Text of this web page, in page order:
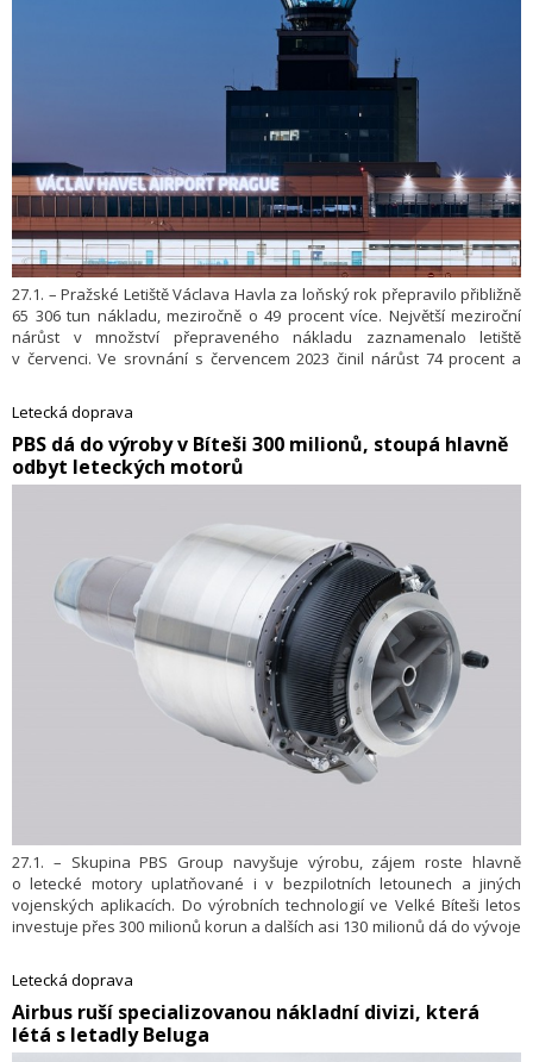
27.1. – Pražské Letiště Václava Havla za loňský rok přepravilo přibližně
65 306 tun nákladu, meziročně o 49 procent více. Největší meziroční
nárůst v množství přepraveného nákladu zaznamenalo letiště
v červenci. Ve srovnání s červencem 2023 činil nárůst 74 procent a
zveřejněných na jeho webu. Příčinou růstu je větší míra využívání letů
s cestujícími k přepravě nákladu, řekl mluvčí letiště Jiří Hannich.
Letecká doprava
PBS dá do výroby v Bíteši 300 milionů, stoupá hlavně
odbyt leteckých motorů
27.1. – Skupina PBS Group navyšuje výrobu, zájem roste hlavně
o letecké motory uplatňované i v bezpilotních letounech a jiných
vojenských aplikacích. Do výrobních technologií ve Velké Bíteši letos
investuje přes 300 milionů korun a dalších asi 130 milionů dá do vývoje
čeká skupinu také plnohodnotné zahájení výroby proudových motorů
v Americe pro tamní zákazníky a rozvíjení aktivit v Indii.
Letecká doprava
​Airbus ruší specializovanou nákladní divizi, která
létá s letadly Beluga